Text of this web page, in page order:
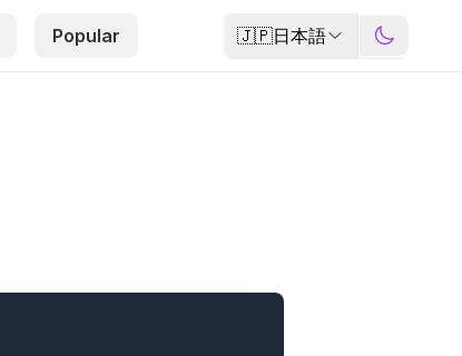
Popular 🇯🇵日本語